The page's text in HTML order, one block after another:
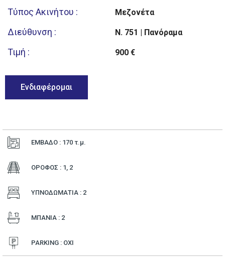
Τύπος Ακινήτου : Μεζονέτα
Διεύθυνση : Ν. 751 | Πανόραμα
Τιμή : 900 €
Ενδιαφέρομαι
ΕΜΒΑΔΟ : 170 τ.μ.
ΟΡΟΦΟΣ : 1, 2
ΥΠΝΟΔΩΜΑΤΙΑ : 2
ΜΠΑΝΙΑ : 2
PARKING : ΟΧΙ